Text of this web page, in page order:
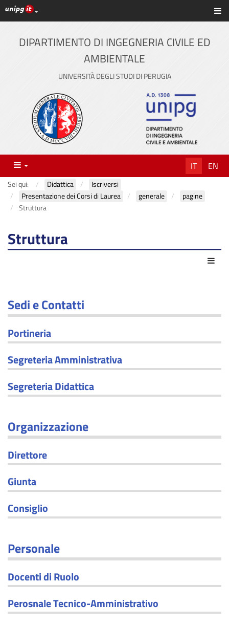
Vai
al
contenuto
principale
Link ai principali servizi web di Ateneo
DIPARTIMENTO DI INGEGNERIA CIVILE ED
AMBIENTALE
UNIVERSITÀ DEGLI STUDI DI PERUGIA
Menu IT EN
Sei qui: Didattica
Iscriversi
Presentazione dei Corsi di Laurea
generale
pagine
Struttura
Struttura
Sedi e Contatti
Portineria
Segreteria Amministrativa
Segreteria Didattica
Organizzazione
Direttore
Giunta
Consiglio
Personale
Docenti di Ruolo
Perosnale Tecnico-Amministrativo